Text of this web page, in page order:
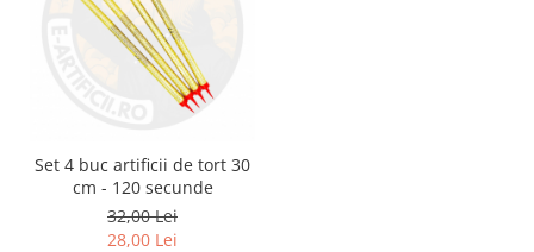
Set 4 buc artificii de tort 30
cm - 120 secunde
32,00 Lei
28,00 Lei